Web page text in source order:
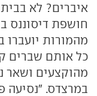
איברים? לא
חושפת דיסוננס
מהמורות יועברו
כל אותם שברים
מהוקצעים ושאר
במרצדס. "נסיעה